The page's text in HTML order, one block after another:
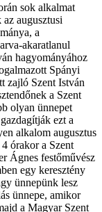
sok alkalmat
augusztusi
a
akaratlanul
hagyományához
Spányi
zajló Szent István
a Szent
olyan ünnepet
ezt a
alkalom augusztus
órakor a Szent
Ágnes festőművész
egy keresztény
ünnepünk lesz
ünnepe, amikor
a Magyar Szent